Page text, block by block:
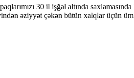
30 il işğal altında
əziyyət çəkən bütün xalqlar üçün